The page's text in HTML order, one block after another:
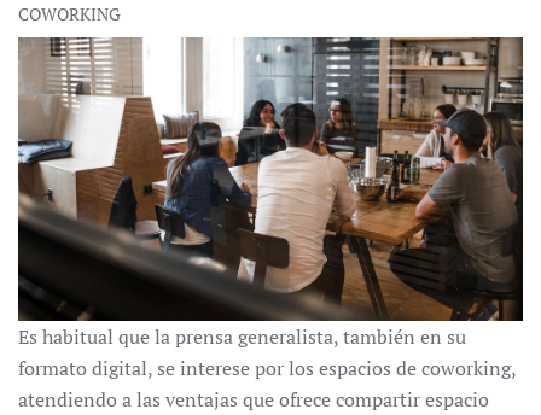
COWORKING
Es habitual que la prensa generalista, también en su
formato digital, se interese por los espacios de coworking,
atendiendo a las ventajas que ofrece compartir espacio